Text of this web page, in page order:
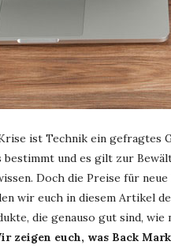
ist Technik ein gefragtes
und es gilt zur
Doch die Preise für
wir euch in diesem Artikel
die genauso gut sind, wie
zeigen euch, was Back